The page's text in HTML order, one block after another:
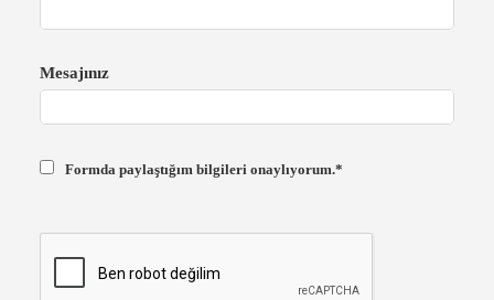
Mesajınız
Formda paylaştığım bilgileri onaylıyorum.*